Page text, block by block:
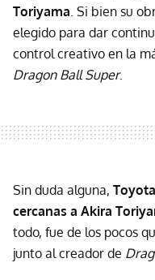
Toriyama . Si bien su
elegido para dar
control creativo en la
Dragon Ball Super.
Sin duda alguna,
cercanas a Akira
todo, fue de los pocos
junto al creador de